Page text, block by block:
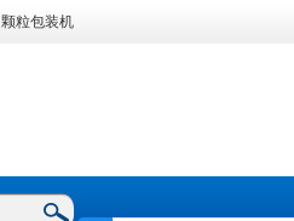
颗粒包装机